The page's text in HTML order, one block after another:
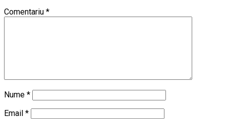
Comentariu *
Nume *
Email *